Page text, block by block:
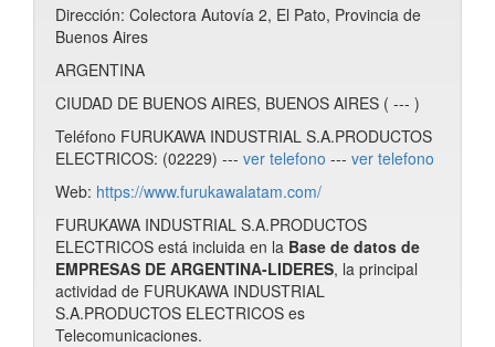
Dirección: Colectora Autovía 2, El Pato, Provincia de
Buenos Aires
ARGENTINA
CIUDAD DE BUENOS AIRES, BUENOS AIRES ( --- )
Teléfono FURUKAWA INDUSTRIAL S.A.PRODUCTOS
ELECTRICOS: (02229) --- ver telefono --- ver telefono
Web: https://www.furukawalatam.com/
FURUKAWA INDUSTRIAL S.A.PRODUCTOS
ELECTRICOS está incluida en la Base de datos de
EMPRESAS DE ARGENTINA-LIDERES, la principal
actividad de FURUKAWA INDUSTRIAL
S.A.PRODUCTOS ELECTRICOS es
Telecomunicaciones.